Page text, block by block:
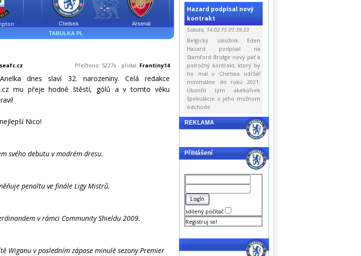
Chelsea Arsenal
-:-
TABULKA PL
Přečteno: 5227x - přidal: Frantiny14
dnes slaví 32. narozeniny. Celá redakce
mu přeje hodně štěstí, gólů a v tomto věku
Nico!
svého debutu v modrém dresu.
penaltu ve finále Ligy Mistrů.
v rámci Community Shieldu 2009.
Wiganu v posledním zápase minulé sezony Premier
Hazard podpísal nový
kontrakt
Sobota, 14.02.15 01:39:33
Belgický záložník Eden
Hazard podpísal na
Stamford Bridge nový päť a
polročný kontrakt, ktorý by
ho mal v Chelsea udržať
minimálne do roku 2021.
Ukončil tým akékoľvek
špekulácie o jeho možnom
odchode
REKLAMA
Přihlášení
sdílený počítač
Registruj se!